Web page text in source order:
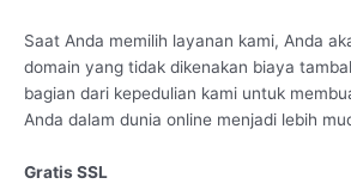
Saat Anda memilih layanan kami, Anda
domain yang tidak dikenakan biaya
bagian dari kepedulian kami untuk
Anda dalam dunia online menjadi lebih
Gratis SSL